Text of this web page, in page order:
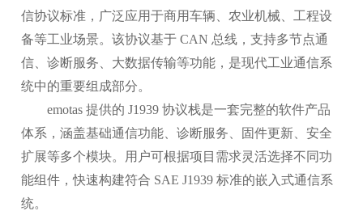
信协议标准，广泛应用于商用车辆、农业机械、工程设
备等工业场景。该协议基于 CAN 总线，支持多节点通
信、诊断服务、大数据传输等功能，是现代工业通信系
统中的重要组成部分。
emotas 提供的 J1939 协议栈是一套完整的软件产品
体系，涵盖基础通信功能、诊断服务、固件更新、安全
扩展等多个模块。用户可根据项目需求灵活选择不同功
能组件，快速构建符合 SAE J1939 标准的嵌入式通信系
统。